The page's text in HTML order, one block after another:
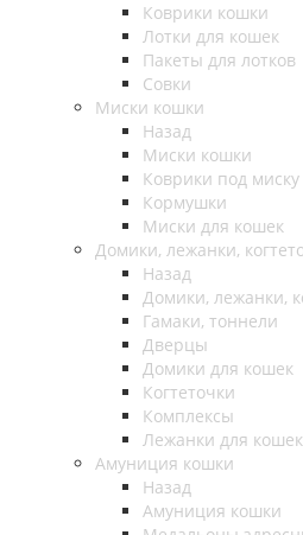
Коврики кошки
Лотки для кошек
Пакеты для лотков
Совки
Миски кошки
Назад
Миски кошки
Коврики под миску
Кормушки
Миски для кошек
Домики, лежанки,
Назад
Домики, лежанки,
Гамаки, тоннели
Дверцы
Домики для кошек
Когтеточки
Комплексы
Лежанки для кошек
Амуниция кошки
Назад
Амуниция кошки